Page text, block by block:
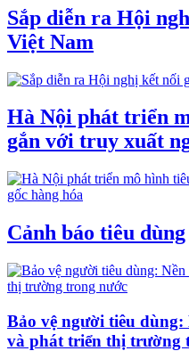
Sắp diễn ra Hội
Việt Nam
Hà Nội phát triển
gắn với truy xuất
Cảnh báo tiêu dùng
Bảo vệ người tiêu dùng:
và phát triển thị trường